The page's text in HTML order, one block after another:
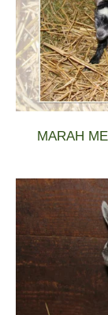
MARAH